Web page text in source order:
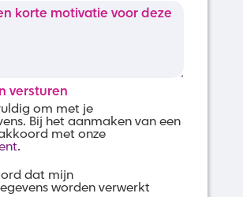
versturen
om met je
Bij het aanmaken van een
met onze
.
dat mijn
worden verwerkt